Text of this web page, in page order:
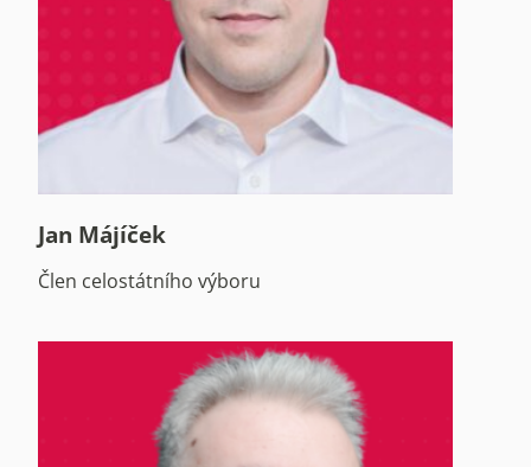
Jan Májíček
Člen celostátního výboru